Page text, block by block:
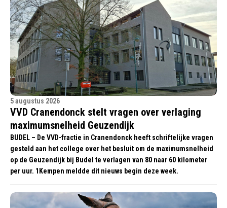
5 augustus 2026
VVD Cranendonck stelt vragen over verlaging
maximumsnelheid Geuzendijk
BUDEL – De VVD-fractie in Cranendonck heeft schriftelijke vragen
gesteld aan het college over het besluit om de maximumsnelheid
op de Geuzendijk bij Budel te verlagen van 80 naar 60 kilometer
per uur. 1Kempen meldde dit nieuws begin deze week.